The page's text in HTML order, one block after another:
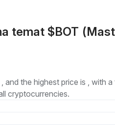
temat $BOT
the highest price is , with
cryptocurrencies.